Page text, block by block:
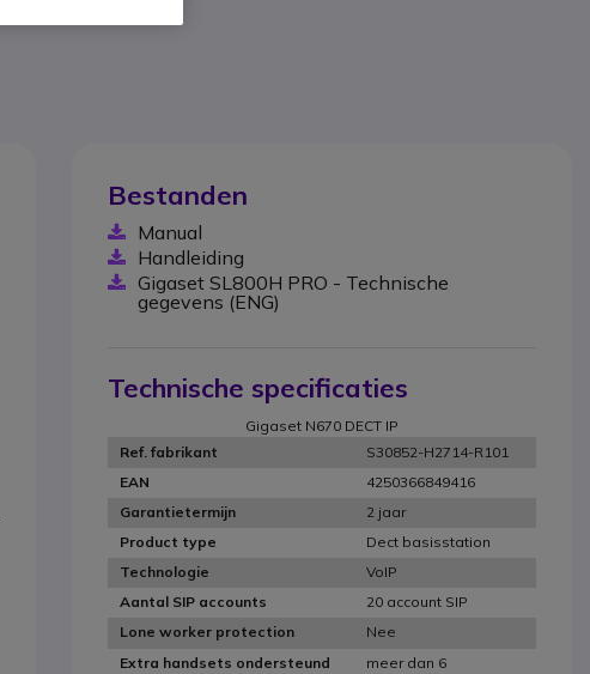
Bestanden
Manual
Handleiding
Gigaset SL800H PRO - Technische
gegevens (ENG)
Technische specificaties
Gigaset N670 DECT IP
Ref. fabrikant
S30852-H2714-R101
EAN
4250366849416
Garantietermijn
2 jaar
Product type
Dect basisstation
Technologie
VoIP
Aantal SIP accounts
20 account SIP
Lone worker protection
Nee
Extra handsets ondersteund
meer dan 6